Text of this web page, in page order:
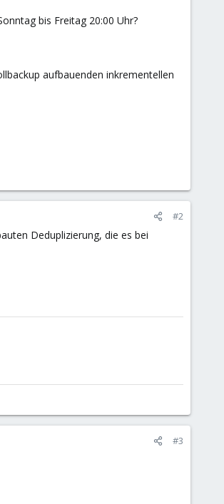
bis Freitag 20:00 Uhr?
aufbauenden inkrementellen
#2
Deduplizierung, die es bei
#3